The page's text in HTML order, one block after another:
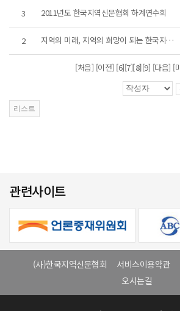
3
2011년도 한국지역신문협회 하계연수회
2
지역의 미래, 지역의 희망이 되는 한국지역신문협회가 되겠습니다.
[처음] [이전] [6][7][8][9] [다음] [
관련사이트
(사)한국지역신문협회 서비스이용약관
오시는길